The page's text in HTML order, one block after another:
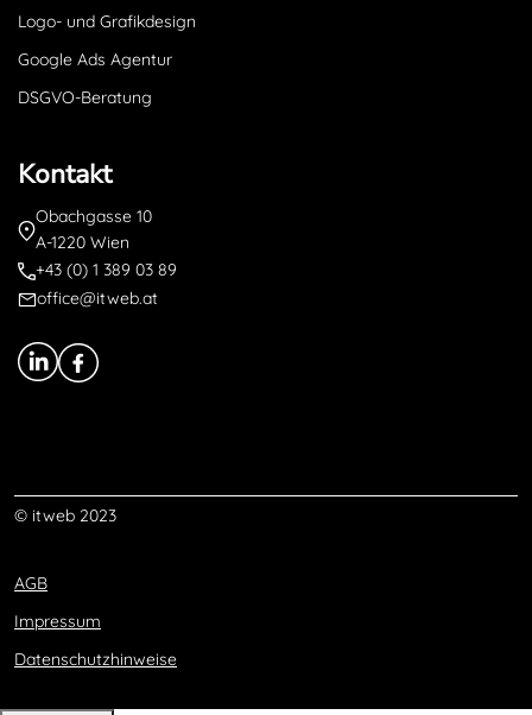
Logo- und Grafikdesign
Google Ads Agentur
DSGVO-Beratung
Kontakt
Obachgasse 10
A-1220 Wien
+43 (0) 1 389 03 89
office@itweb.at
© itweb 2023
AGB
Impressum
Datenschutzhinweise